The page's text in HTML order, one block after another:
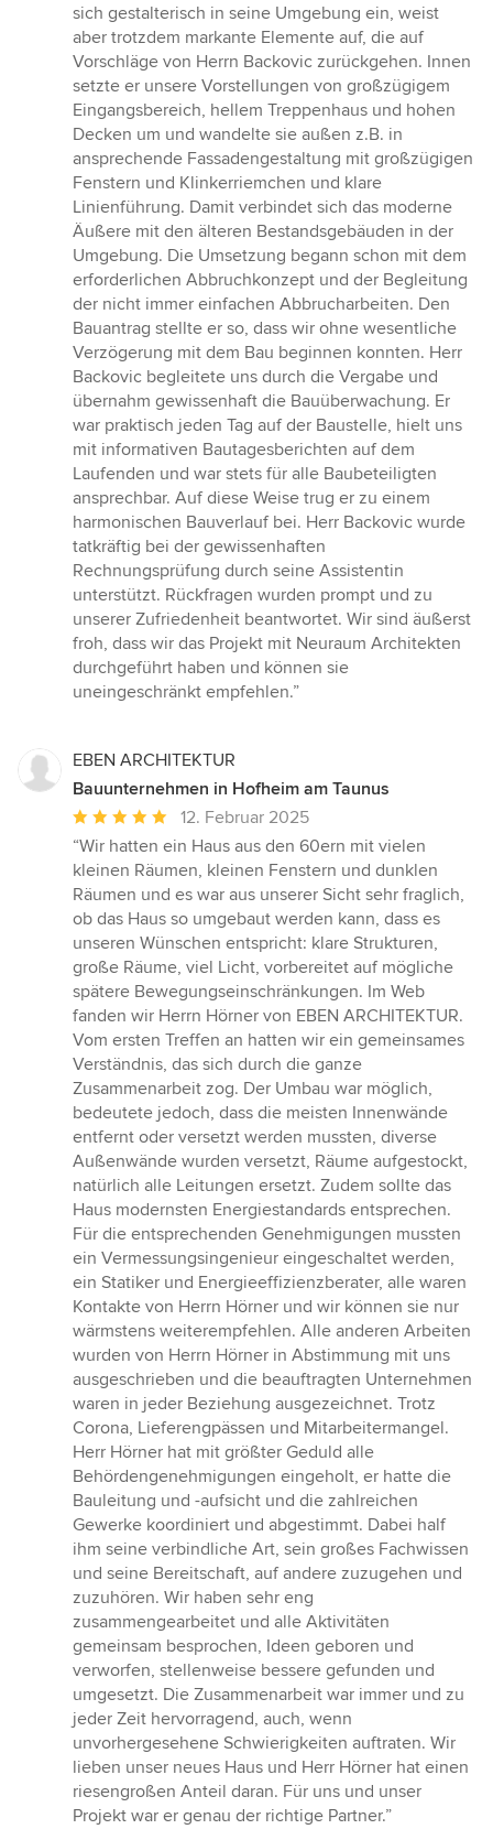
sich gestalterisch in seine Umgebung ein, weist
aber trotzdem markante Elemente auf, die auf
Vorschläge von Herrn Backovic zurückgehen. Innen
setzte er unsere Vorstellungen von großzügigem
Eingangsbereich, hellem Treppenhaus und hohen
Decken um und wandelte sie außen z.B. in
ansprechende Fassadengestaltung mit großzügigen
Fenstern und Klinkerriemchen und klare
Linienführung. Damit verbindet sich das moderne
Äußere mit den älteren Bestandsgebäuden in der
Umgebung. Die Umsetzung begann schon mit dem
erforderlichen Abbruchkonzept und der Begleitung
der nicht immer einfachen Abbrucharbeiten. Den
Bauantrag stellte er so, dass wir ohne wesentliche
Verzögerung mit dem Bau beginnen konnten. Herr
Backovic begleitete uns durch die Vergabe und
übernahm gewissenhaft die Bauüberwachung. Er
war praktisch jeden Tag auf der Baustelle, hielt uns
mit informativen Bautagesberichten auf dem
Laufenden und war stets für alle Baubeteiligten
ansprechbar. Auf diese Weise trug er zu einem
harmonischen Bauverlauf bei. Herr Backovic wurde
tatkräftig bei der gewissenhaften
Rechnungsprüfung durch seine Assistentin
unterstützt. Rückfragen wurden prompt und zu
unserer Zufriedenheit beantwortet. Wir sind äußerst
froh, dass wir das Projekt mit Neuraum Architekten
durchgeführt haben und können sie
uneingeschränkt empfehlen.”
EBEN ARCHITEKTUR
Bauunternehmen in Hofheim am Taunus
Durchschnittliche
Bewertung:
5
von
5
Sternen
12. Februar 2025
“Wir hatten ein Haus aus den 60ern mit vielen
kleinen Räumen, kleinen Fenstern und dunklen
Räumen und es war aus unserer Sicht sehr fraglich,
ob das Haus so umgebaut werden kann, dass es
unseren Wünschen entspricht: klare Strukturen,
große Räume, viel Licht, vorbereitet auf mögliche
spätere Bewegungseinschränkungen. Im Web
fanden wir Herrn Hörner von EBEN ARCHITEKTUR.
Vom ersten Treffen an hatten wir ein gemeinsames
Verständnis, das sich durch die ganze
Zusammenarbeit zog. Der Umbau war möglich,
bedeutete jedoch, dass die meisten Innenwände
entfernt oder versetzt werden mussten, diverse
Außenwände wurden versetzt, Räume aufgestockt,
natürlich alle Leitungen ersetzt. Zudem sollte das
Haus modernsten Energiestandards entsprechen.
Für die entsprechenden Genehmigungen mussten
ein Vermessungsingenieur eingeschaltet werden,
ein Statiker und Energieeffizienzberater, alle waren
Kontakte von Herrn Hörner und wir können sie nur
wärmstens weiterempfehlen. Alle anderen Arbeiten
wurden von Herrn Hörner in Abstimmung mit uns
ausgeschrieben und die beauftragten Unternehmen
waren in jeder Beziehung ausgezeichnet. Trotz
Corona, Lieferengpässen und Mitarbeitermangel.
Herr Hörner hat mit größter Geduld alle
Behördengenehmigungen eingeholt, er hatte die
Bauleitung und -aufsicht und die zahlreichen
Gewerke koordiniert und abgestimmt. Dabei half
ihm seine verbindliche Art, sein großes Fachwissen
und seine Bereitschaft, auf andere zuzugehen und
zuzuhören. Wir haben sehr eng
zusammengearbeitet und alle Aktivitäten
gemeinsam besprochen, Ideen geboren und
verworfen, stellenweise bessere gefunden und
umgesetzt. Die Zusammenarbeit war immer und zu
jeder Zeit hervorragend, auch, wenn
unvorhergesehene Schwierigkeiten auftraten. Wir
lieben unser neues Haus und Herr Hörner hat einen
riesengroßen Anteil daran. Für uns und unser
Projekt war er genau der richtige Partner.”